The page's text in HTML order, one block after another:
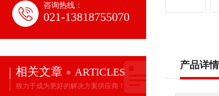
咨询热线：
021-13818755070
相关文章 ARTICLES
致力于成为更好的解决方案供应商！
产品详情